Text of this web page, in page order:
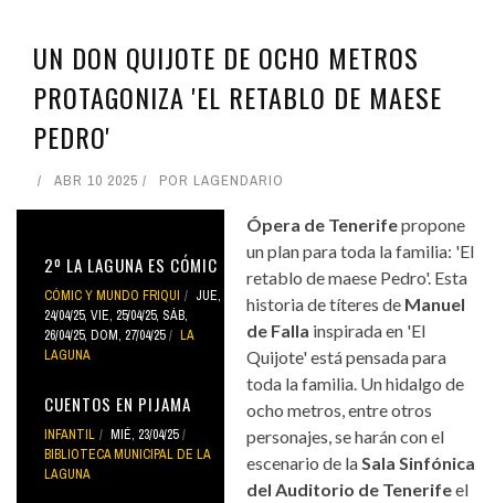
UN DON QUIJOTE DE OCHO METROS
PROTAGONIZA 'EL RETABLO DE MAESE
PEDRO'
ABR 10 2025 POR LAGENDARIO
2º LA LAGUNA ES CÓMIC
CÓMIC Y MUNDO FRIQUI
JUE,
24/04/25, VIE, 25/04/25, SÁB,
26/04/25, DOM, 27/04/25
LA
LAGUNA
CUENTOS EN PIJAMA
INFANTIL
MIÉ, 23/04/25
BIBLIOTECA MUNICIPAL DE LA
LAGUNA
Ópera de Tenerifepropone
un plan para toda la familia: 'El
retablo de maese Pedro'. Esta
historia de títeres de Manuel
de Falla inspirada en 'El
Quijote' está pensada para
toda la familia. Un hidalgo de
ocho metros, entre otros
personajes, se harán con el
escenario de la Sala Sinfónica
del Auditorio de Tenerifeel